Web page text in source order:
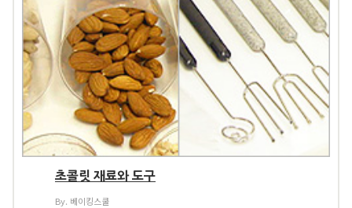
초콜릿 재료와 도구
By. 베이킹스쿨